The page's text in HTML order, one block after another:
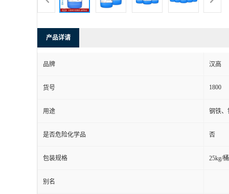
产品详请
品牌 汉高
货号 1800
用途 钢铁、
是否危险化学品 否
包装规格 25kg/桶
别名